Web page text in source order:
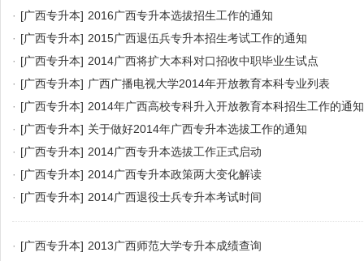
· [广西专升本] 2016广西专升本选拔招生工作的通知
· [广西专升本] 2015广西退伍兵专升本招生考试工作的通知
· [广西专升本] 2014广西将扩大本科对口招收中职毕业生试点
· [广西专升本] 广西广播电视大学2014年开放教育本科专业列表
· [广西专升本] 2014年广西高校专科升入开放教育本科招生工作的通知
· [广西专升本] 关于做好2014年广西专升本选拔工作的通知
· [广西专升本] 2014广西专升本选拔工作正式启动
· [广西专升本] 2014广西专升本政策两大变化解读
· [广西专升本] 2014广西退役士兵专升本考试时间
· [广西专升本] 2013广西师范大学专升本成绩查询